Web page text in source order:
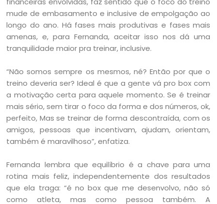
mude de embasamento e inclusive de empolgação ao
longo do ano. Há fases mais produtivas e fases mais
amenas, e, para Fernanda, aceitar isso nos dá uma
tranquilidade maior pra treinar, inclusive.
“Não somos sempre os mesmos, né? Então por que o
treino deveria ser? Ideal é que a gente vá pro box com
a motivação certa para aquele momento. Se é treinar
mais sério, sem tirar o foco da forma e dos números, ok,
perfeito, Mas se treinar de forma descontraída, com os
amigos, pessoas que incentivam, ajudam, orientam,
também é maravilhoso”, enfatiza.
Fernanda lembra que equilíbrio é a chave para uma
rotina mais feliz, independentemente dos resultados
que ela traga: “é no box que me desenvolvo, não só
como atleta, mas como pessoa também. A